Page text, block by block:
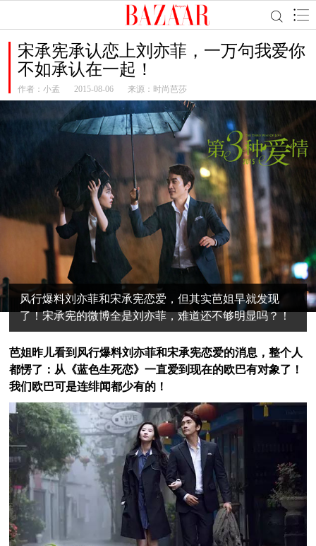
宋承宪承认恋上刘亦菲，一万句我爱你
不如承认在一起！
作者： 小孟 2015-08-06 来源：时尚芭莎
风行爆料刘亦菲和宋承宪恋爱，但其实芭姐早就发现
了！宋承宪的微博全是刘亦菲，难道还不够明显吗？！
芭姐昨儿看到风行爆料刘亦菲和宋承宪恋爱的消息，整个人
都愣了： 从《蓝色生死恋》一直爱到现在的欧巴有对象了！
我们欧巴可是连绯闻都少有的！